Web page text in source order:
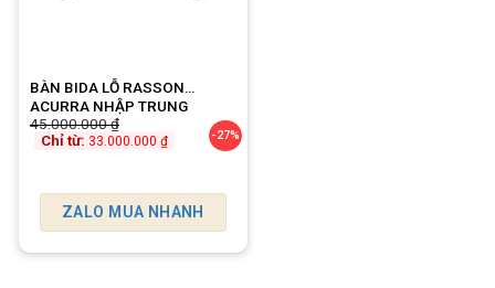
-27%
BÀN BIDA LỖ RASSON
ACURRA NHẬP TRUNG
45.000.000₫
Chỉ từ: 33.000.000 ₫
ZALO MUA NHANH